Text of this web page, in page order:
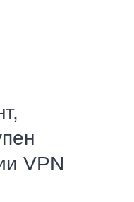
VPN